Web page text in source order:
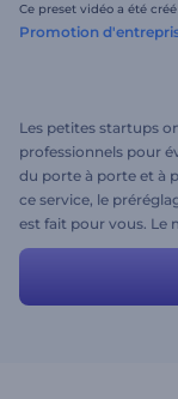
Ce preset vidéo a été
Promotion
Les petites startups
professionnels pour
du porte à porte et à
ce service, le
est fait pour vous. Le
images. Essayez la